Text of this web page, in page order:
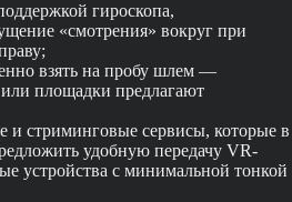
гироскопа,
«смотрения» вокруг при
взять на пробу шлем —
площадки предлагают
и стриминговые сервисы, которые в
удобную передачу VR-
устройства с минимальной тонкой